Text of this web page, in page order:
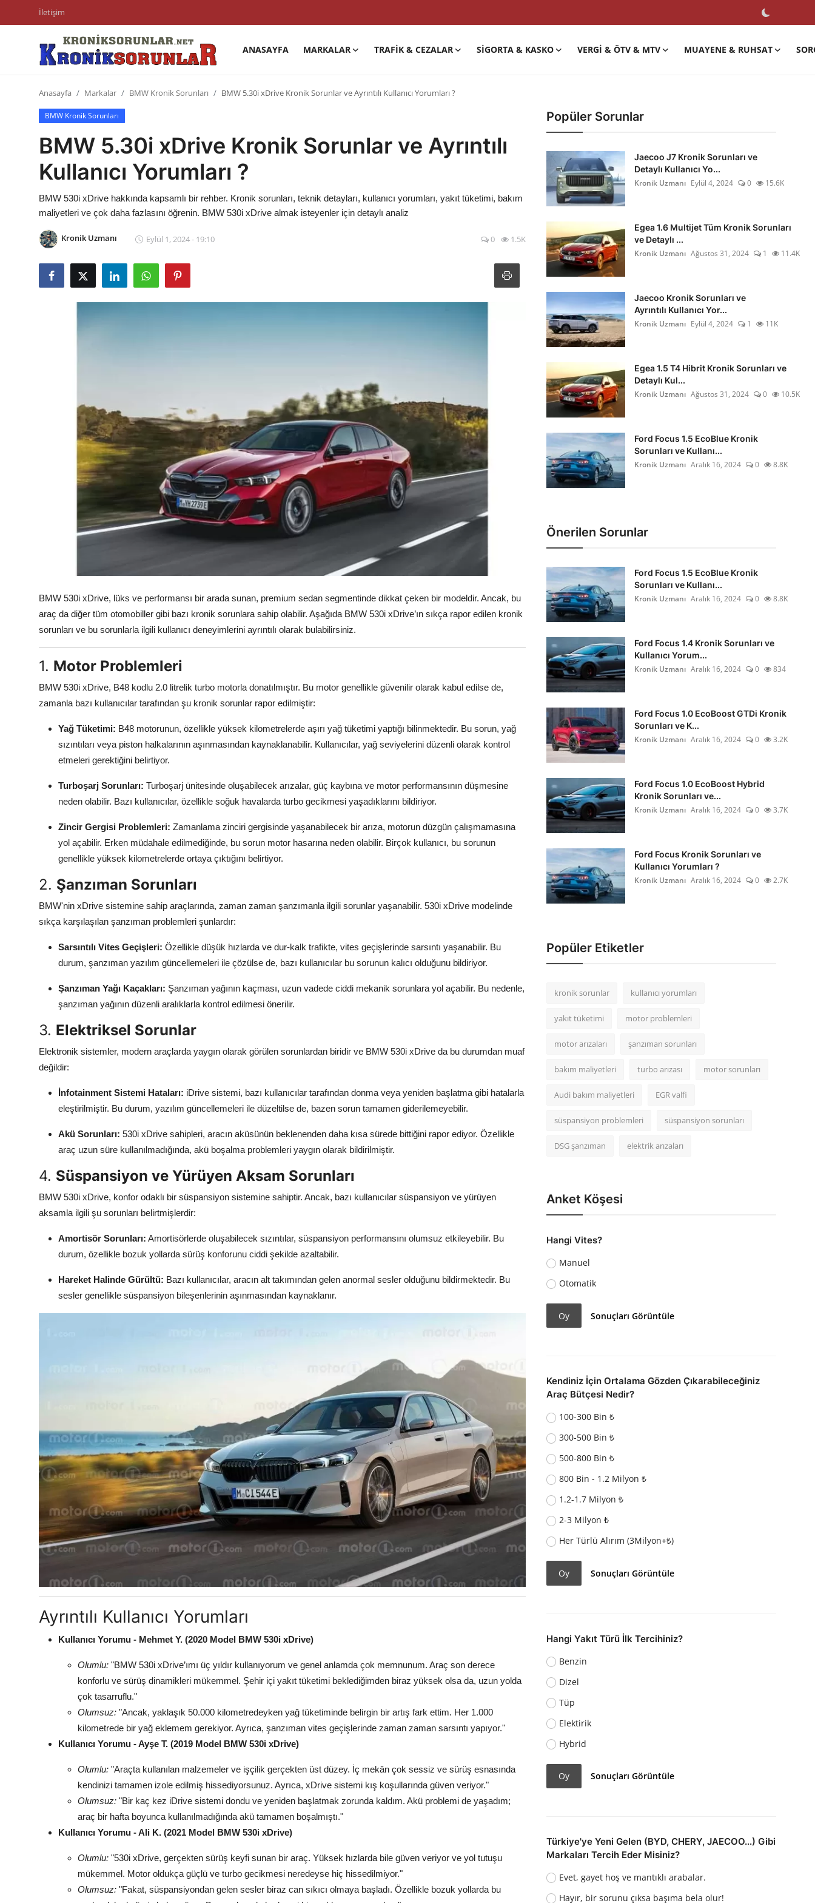
İletişim
ANASAYFA MARKALAR TRAFIK & CEZALAR SIGORTA & KASKO VERGI & ÖTV & MTV MUAYENE & RUHSAT
Trafik & Cezalar
Sigorta & Kasko
Vergi & ÖTV & MTV
Muayene & Ruhsat
Sorgulamalar
İkinci El & Alım-Satım
Dizel Sistemler
Anasayfa Markalar BMW Kronik Sorunları BMW 5.30i xDrive Kronik Sorunlar ve Ayrıntılı Kullanıcı Yorumları ?
BMW Kronik Sorunları
BMW 5.30i xDrive Kronik Sorunlar ve Ayrıntılı
Kullanıcı Yorumları ?
BMW 530i xDrive hakkında kapsamlı bir rehber. Kronik sorunları, teknik detayları, kullanıcı yorumları, yakıt tüketimi, bakım
maliyetleri ve çok daha fazlasını öğrenin. BMW 530i xDrive almak isteyenler için detaylı analiz
Kronik Uzmanı Eylül 1, 2024 - 19:10 0 1.5K
BMW 530i xDrive, lüks ve performansı bir arada sunan, premium sedan segmentinde dikkat çeken bir modeldir. Ancak, bu
araç da diğer tüm otomobiller gibi bazı kronik sorunlara sahip olabilir. Aşağıda BMW 530i xDrive’ın sıkça rapor edilen kronik
sorunları ve bu sorunlarla ilgili kullanıcı deneyimlerini ayrıntılı olarak bulabilirsiniz.
1. Motor Problemleri
BMW 530i xDrive, B48 kodlu 2.0 litrelik turbo motorla donatılmıştır. Bu motor genellikle güvenilir olarak kabul edilse de,
zamanla bazı kullanıcılar tarafından şu kronik sorunlar rapor edilmiştir:
Yağ Tüketimi: B48 motorunun, özellikle yüksek kilometrelerde aşırı yağ tüketimi yaptığı bilinmektedir. Bu sorun, yağ
sızıntıları veya piston halkalarının aşınmasından kaynaklanabilir. Kullanıcılar, yağ seviyelerini düzenli olarak kontrol
etmeleri gerektiğini belirtiyor.
Turboşarj Sorunları: Turboşarj ünitesinde oluşabilecek arızalar, güç kaybına ve motor performansının düşmesine
neden olabilir. Bazı kullanıcılar, özellikle soğuk havalarda turbo gecikmesi yaşadıklarını bildiriyor.
Zincir Gergisi Problemleri: Zamanlama zinciri gergisinde yaşanabilecek bir arıza, motorun düzgün çalışmamasına
yol açabilir. Erken müdahale edilmediğinde, bu sorun motor hasarına neden olabilir. Birçok kullanıcı, bu sorunun
genellikle yüksek kilometrelerde ortaya çıktığını belirtiyor.
2. Şanzıman Sorunları
BMW'nin xDrive sistemine sahip araçlarında, zaman zaman şanzımanla ilgili sorunlar yaşanabilir. 530i xDrive modelinde
sıkça karşılaşılan şanzıman problemleri şunlardır:
Sarsıntılı Vites Geçişleri: Özellikle düşük hızlarda ve dur-kalk trafikte, vites geçişlerinde sarsıntı yaşanabilir. Bu
durum, şanzıman yazılım güncellemeleri ile çözülse de, bazı kullanıcılar bu sorunun kalıcı olduğunu bildiriyor.
Şanzıman Yağı Kaçakları: Şanzıman yağının kaçması, uzun vadede ciddi mekanik sorunlara yol açabilir. Bu nedenle,
şanzıman yağının düzenli aralıklarla kontrol edilmesi önerilir.
3. Elektriksel Sorunlar
Elektronik sistemler, modern araçlarda yaygın olarak görülen sorunlardan biridir ve BMW 530i xDrive da bu durumdan muaf
değildir:
İnfotainment Sistemi Hataları: iDrive sistemi, bazı kullanıcılar tarafından donma veya yeniden başlatma gibi hatalarla
eleştirilmiştir. Bu durum, yazılım güncellemeleri ile düzeltilse de, bazen sorun tamamen giderilemeyebilir.
Akü Sorunları: 530i xDrive sahipleri, aracın aküsünün beklenenden daha kısa sürede bittiğini rapor ediyor. Özellikle
araç uzun süre kullanılmadığında, akü boşalma problemleri yaygın olarak bildirilmiştir.
4. Süspansiyon ve Yürüyen Aksam Sorunları
BMW 530i xDrive, konfor odaklı bir süspansiyon sistemine sahiptir. Ancak, bazı kullanıcılar süspansiyon ve yürüyen
aksamla ilgili şu sorunları belirtmişlerdir:
Amortisör Sorunları: Amortisörlerde oluşabilecek sızıntılar, süspansiyon performansını olumsuz etkileyebilir. Bu
durum, özellikle bozuk yollarda sürüş konforunu ciddi şekilde azaltabilir.
Hareket Halinde Gürültü: Bazı kullanıcılar, aracın alt takımından gelen anormal sesler olduğunu bildirmektedir. Bu
sesler genellikle süspansiyon bileşenlerinin aşınmasından kaynaklanır.
Ayrıntılı Kullanıcı Yorumları
Kullanıcı Yorumu - Mehmet Y. (2020 Model BMW 530i xDrive)
Olumlu: "BMW 530i xDrive’ımı üç yıldır kullanıyorum ve genel anlamda çok memnunum. Araç son derece
konforlu ve sürüş dinamikleri mükemmel. Şehir içi yakıt tüketimi beklediğimden biraz yüksek olsa da, uzun yolda
çok tasarruflu."
Olumsuz: "Ancak, yaklaşık 50.000 kilometredeyken yağ tüketiminde belirgin bir artış fark ettim. Her 1.000
kilometrede bir yağ eklemem gerekiyor. Ayrıca, şanzıman vites geçişlerinde zaman zaman sarsıntı yapıyor."
Kullanıcı Yorumu - Ayşe T. (2019 Model BMW 530i xDrive)
Olumlu: "Araçta kullanılan malzemeler ve işçilik gerçekten üst düzey. İç mekân çok sessiz ve sürüş esnasında
kendinizi tamamen izole edilmiş hissediyorsunuz. Ayrıca, xDrive sistemi kış koşullarında güven veriyor."
Olumsuz: "Bir kaç kez iDrive sistemi dondu ve yeniden başlatmak zorunda kaldım. Akü problemi de yaşadım;
araç bir hafta boyunca kullanılmadığında akü tamamen boşalmıştı."
Kullanıcı Yorumu - Ali K. (2021 Model BMW 530i xDrive)
Olumlu: "530i xDrive, gerçekten sürüş keyfi sunan bir araç. Yüksek hızlarda bile güven veriyor ve yol tutuşu
mükemmel. Motor oldukça güçlü ve turbo gecikmesi neredeyse hiç hissedilmiyor."
Olumsuz: "Fakat, süspansiyondan gelen sesler biraz can sıkıcı olmaya başladı. Özellikle bozuk yollarda bu
Popüler Sorunlar
Jaecoo J7 Kronik Sorunları ve
Detaylı Kullanıcı Yo...
Kronik Uzmanı Eylül 4, 2024 0 15.6K
Egea 1.6 Multijet Tüm Kronik Sorunları
ve Detaylı ...
Kronik Uzmanı Ağustos 31, 2024 1 11.4K
Jaecoo Kronik Sorunları ve
Ayrıntılı Kullanıcı Yor...
Kronik Uzmanı Eylül 4, 2024 1 11K
Egea 1.5 T4 Hibrit Kronik Sorunları ve
Detaylı Kul...
Kronik Uzmanı Ağustos 31, 2024 0 10.5K
Ford Focus 1.5 EcoBlue Kronik
Sorunları ve Kullanı...
Kronik Uzmanı Aralık 16, 2024 0 8.8K
Önerilen Sorunlar
Ford Focus 1.5 EcoBlue Kronik
Sorunları ve Kullanı...
Kronik Uzmanı Aralık 16, 2024 0 8.8K
Ford Focus 1.4 Kronik Sorunları ve
Kullanıcı Yorum...
Kronik Uzmanı Aralık 16, 2024 0 834
Ford Focus 1.0 EcoBoost GTDi Kronik
Sorunları ve K...
Kronik Uzmanı Aralık 16, 2024 0 3.2K
Ford Focus 1.0 EcoBoost Hybrid
Kronik Sorunları ve...
Kronik Uzmanı Aralık 16, 2024 0 3.7K
Ford Focus Kronik Sorunları ve
Kullanıcı Yorumları ?
Kronik Uzmanı Aralık 16, 2024 0 2.7K
Popüler Etiketler
kronik sorunlar kullanıcı yorumları
yakıt tüketimi motor problemleri
motor arızaları şanzıman sorunları
bakım maliyetleri turbo arızası motor sorunları
Audi bakım maliyetleri EGR valfi
süspansiyon problemleri süspansiyon sorunları
DSG şanzıman elektrik arızaları
Anket Köşesi
Hangi Vites?
Manuel
Otomatik
Oy Sonuçları Görüntüle
Kendiniz İçin Ortalama Gözden Çıkarabileceğiniz
Araç Bütçesi Nedir?
100-300 Bin ₺
300-500 Bin ₺
500-800 Bin ₺
800 Bin - 1.2 Milyon ₺
1.2-1.7 Milyon ₺
2-3 Milyon ₺
Her Türlü Alırım (3Milyon+₺)
Oy Sonuçları Görüntüle
Hangi Yakıt Türü İlk Tercihiniz?
Benzin
Dizel
Tüp
Elektirik
Hybrid
Oy Sonuçları Görüntüle
Türkiye'ye Yeni Gelen (BYD, CHERY, JAECOO...) Gibi
Markaları Tercih Eder Misiniz?
Evet, gayet hoş ve mantıklı arabalar.
Hayır, bir sorunu çıksa başıma bela olur!